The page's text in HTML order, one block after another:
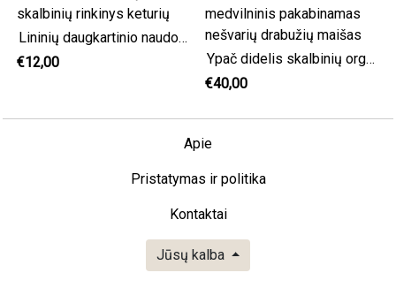
Lininių daugkartinio naudojimo virtuvinių skalbinių rinkinys keturių
€12,00
Ypač didelis skalbinių organizatorius, geltonas medvilninis pakabinamas nešvarių drabužių maišas
€40,00
Apie
Pristatymas ir politika
Kontaktai
Jūsų kalba